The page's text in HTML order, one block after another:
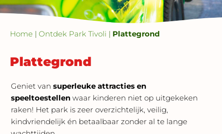
Home | Ontdek Park Tivoli | Plattegrond
Plattegrond
Geniet vansuperleuke attracties en
speeltoestellen waar kinderen niet op uitgekeken
raken! Het park is zeer overzichtelijk, veilig,
kindvriendelijk én betaalbaar zonder al te lange